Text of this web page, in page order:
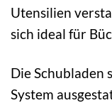
Utensilien
sich ideal für
Die Schubladen
System